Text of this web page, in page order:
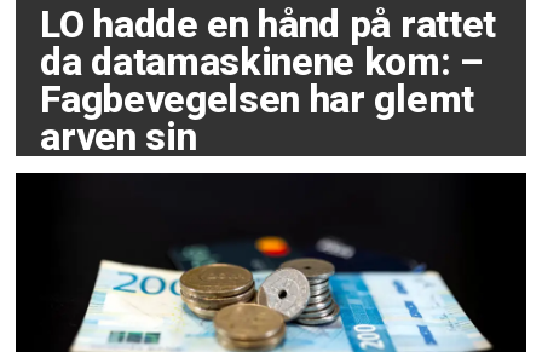
LO hadde en hånd på rattet
da datamaskinene kom: –
Fagbevegelsen har glemt
arven sin